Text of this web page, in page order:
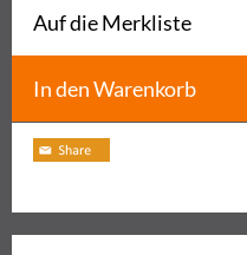
Auf die Merkliste
In den Warenkorb